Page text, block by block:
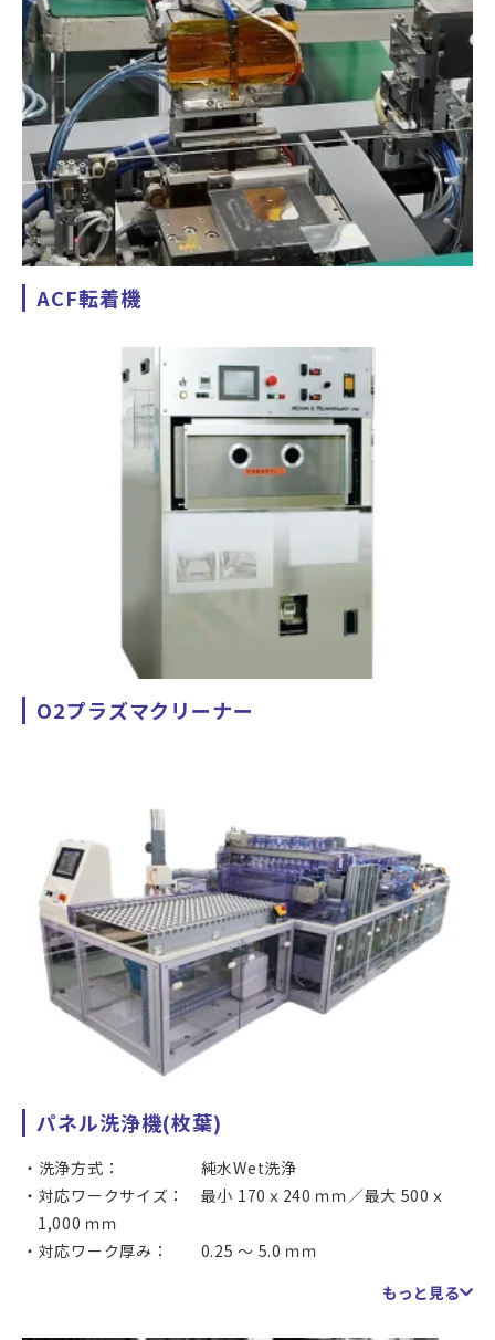
ACF転着機
O2プラズマクリーナー
パネル洗浄機(枚葉)
洗浄方式： 純水Wet洗浄
対応ワークサイズ： 最小 170ｘ240 ｍｍ／最大 500ｘ
1,000 ｍｍ
対応ワーク厚み： 0.25 ～ 5.0 ｍｍ
もっと見る